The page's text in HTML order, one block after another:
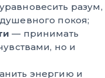
разум,
покоя;
— принимать
но и
энергию и